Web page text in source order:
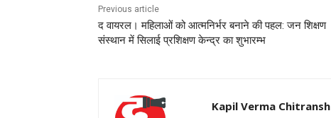
Previous article
द वायरल। महिलाओं को आत्मनिर्भर बनाने की पहल: जन शिक्षण
संस्थान में सिलाई प्रशिक्षण केन्द्र का शुभारम्भ
Kapil Verma Chitransh